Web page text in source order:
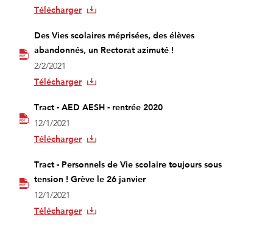
Télécharger
Des Vies scolaires méprisées, des élèves
abandonnés, un Rectorat azimuté !
2/2/2021
Télécharger
Tract - AED AESH - rentrée 2020
12/1/2021
Télécharger
Tract - Personnels de Vie scolaire toujours sous
tension ! Grève le 26 janvier
12/1/2021
Télécharger